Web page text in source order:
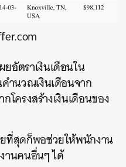
อัตราเงินเดือนใน
ำนวณเงินเดือนจาก
โครงสร้างเงินเดือนของ
ที่สุดก็พอช่วยให้พนักงาน
านคนอื่นๆ ได้